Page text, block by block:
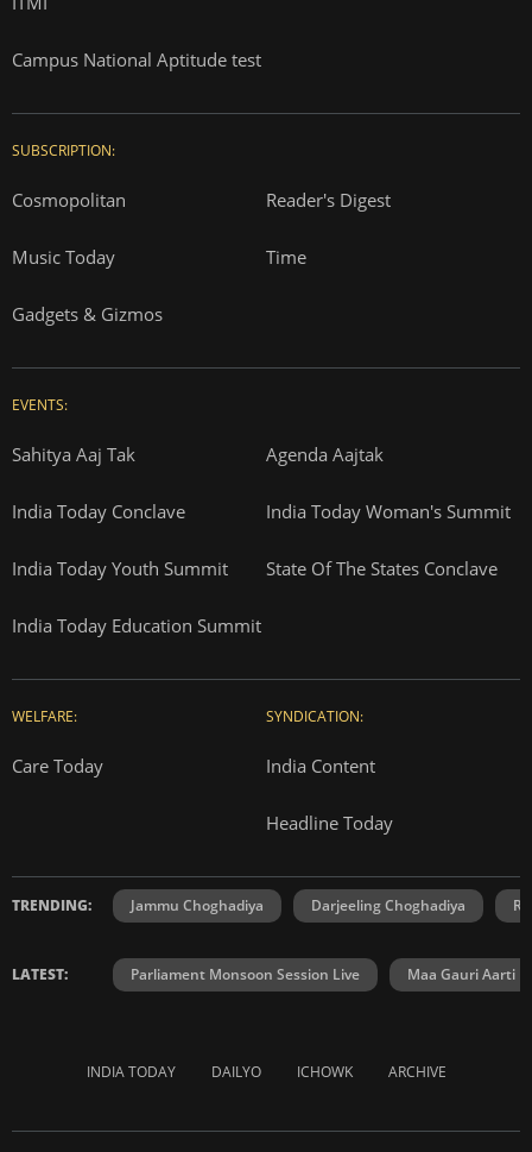
Campus National Aptitude test
SUBSCRIPTION:
Cosmopolitan Reader's Digest
Music Today Time
Gadgets & Gizmos
EVENTS:
Sahitya Aaj Tak Agenda Aajtak
India Today Conclave India Today Woman's Summit
India Today Youth Summit State Of The States Conclave
India Today Education Summit
WELFARE:
Care Today
SYNDICATION:
India Content
Headline Today
TRENDING: Jammu Choghadiya Darjeeling Choghadiya
LATEST: Parliament Monsoon Session Live Maa Gauri Aarti
INDIA TODAY DAILYO ICHOWK ARCHIVE